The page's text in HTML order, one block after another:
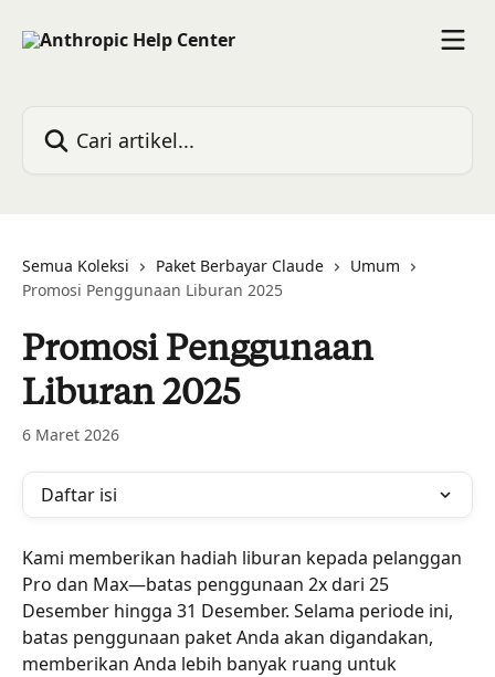
Semua Koleksi Paket Berbayar Claude
Umum
Promosi Penggunaan Liburan 2025
Promosi Penggunaan
Liburan 2025
6 Maret 2026
Daftar isi
Kami memberikan hadiah liburan kepada pelanggan
Pro dan Max—batas penggunaan 2x dari 25
Desember hingga 31 Desember. Selama periode ini,
batas penggunaan paket Anda akan digandakan,
memberikan Anda lebih banyak ruang untuk